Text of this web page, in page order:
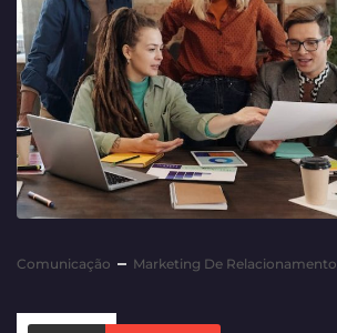
Comunicação Marketing De Relacionamento